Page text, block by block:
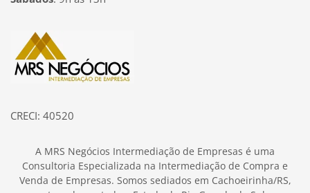
Página inicial
CRECI: 40520
A MRS Negócios Intermediação de Empresas é uma
Consultoria Especializada na Intermediação de Compra e
Venda de Empresas. Somos sediados em Cachoeirinha/RS,